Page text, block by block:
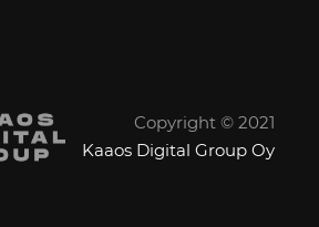
Copyright © 2021
Kaaos Digital Group Oy